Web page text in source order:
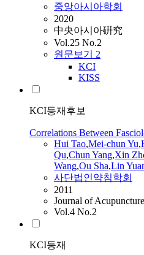
중앙아시아학회
2020
中央아시아硏究
Vol.25 No.2
원문보기 2
KCI
KISS
KCI등재후보
Correlations Between
Hui Tao,Mei-chun Yu,
Qu,ChunYang,Xin
Wang,Ou Sha,Lin
사단법인약침학회
2011
Journal of
Vol.4 No.2
KCI등재